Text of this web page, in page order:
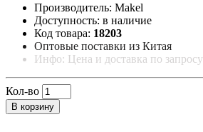
Производитель: Makel
Доступность: в наличие
Код товара: 18203
Оптовые поставки из Китая
Инфо: Цена и доставка по запросу
Кол-во
В корзину